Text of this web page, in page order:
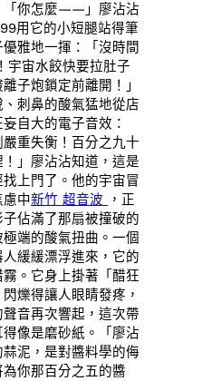
「你怎麼——」廖沾沾
用它的小短腿站得筆
雅地一揮：「沒時間
宇宙水餃快要拉肚子
子炮鎖定前離開！」
刺鼻的酸氣猛地從店
自大的電子音效：
嚴重失衡！百分之九十
」廖沾沾知道，這是
上門了。他的宇宙冒
慮中新竹 超音波
，正
佔滿了那扇被撞破的
端的酸氣扭曲。一個
緩緩漂浮進來，它的
。它身上掛著「醋狂
爍得讓人眼睛發疼，
音再次響起，這次帶
像是磨砂紙。「廖沾
泥，是對醬料學的侮
你那百分之五的醬